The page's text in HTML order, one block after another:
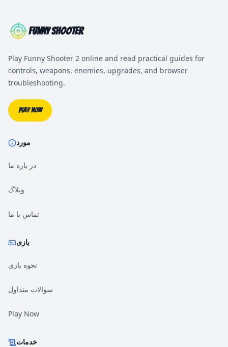
Funny Shooter
Play Funny Shooter 2 online and read practical guides for
controls, weapons, enemies, upgrades, and browser
troubleshooting.
Play Now
مورد
در باره ما
وبلاگ
تماس با ما
بازی
نحوه بازی
سوالات متداول
Play Now
خدمات